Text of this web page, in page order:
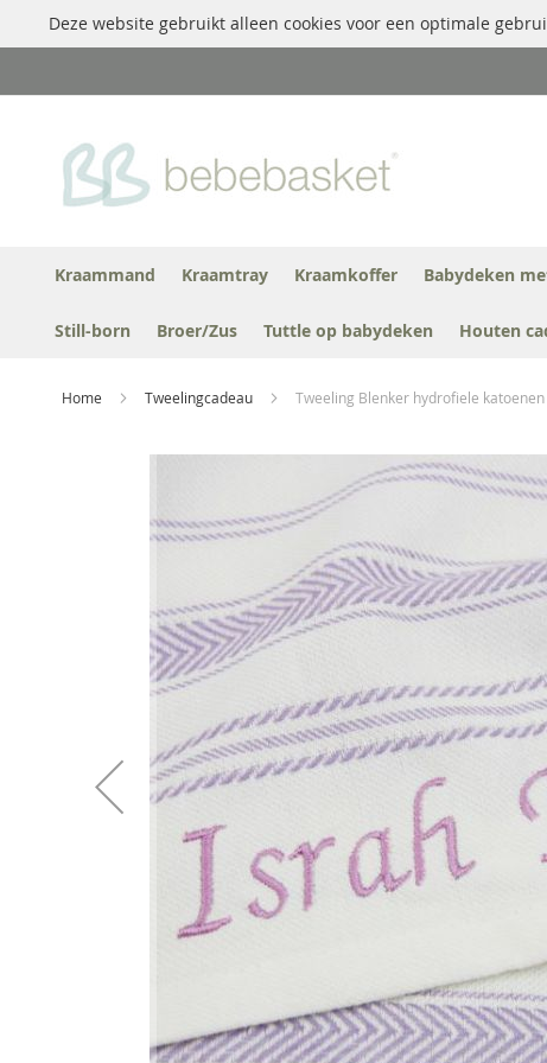
Deze website gebruikt alleen cookies voor een optimale
naar
inhoud
Kraammand Kraamtray Kraamkoffer Babydeken
Still-born Broer/Zus Tuttle op babydeken Houten
Home Tweelingcadeau Tweeling Blenker hydrofiele katoenen